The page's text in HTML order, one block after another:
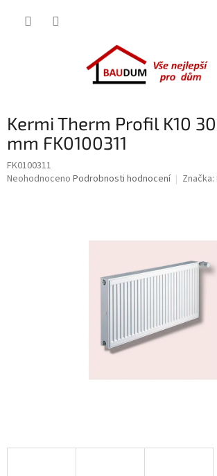
Kermi Therm Profil K10
mm FK0100311
FK0100311
Průměrné
Neohodnoceno Podrobnosti hodnocení Značka: